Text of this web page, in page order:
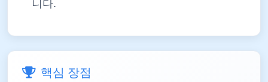
니다.
핵심 장점